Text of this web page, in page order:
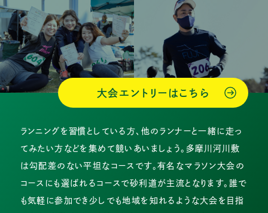
大会エントリーはこちら
ランニングを習慣としている方、他のランナーと一緒に走っ
てみたい方などを集めて競いあいましょう。多摩川河川敷
は勾配差のない平坦なコースです。有名なマラソン大会の
コースにも選ばれるコースで砂利道が主流となります。誰で
も気軽に参加でき少しでも地域を知れるような大会を目指